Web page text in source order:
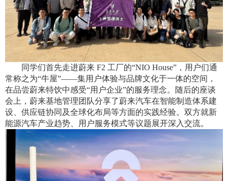
同学们首先走进蔚来 F2 工厂的“NIO House”，用户们通
常称之为“牛屋”——集用户体验与品牌文化于一体的空间，
在品尝蔚来特饮中感受“用户企业”的服务理念。随后的座谈
会上，蔚来基地管理团队分享了蔚来汽车在智能制造体系建
设、供应链协同及全球化布局等方面的实践经验。双方就新
能源汽车产业趋势、用户服务模式等议题展开深入交流。